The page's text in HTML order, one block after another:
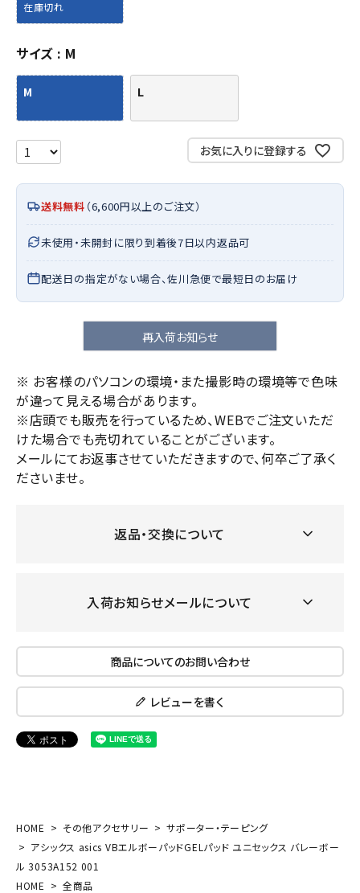
在庫切れ
サイズ M
M L
お気に入りに登録する
送料無料 （6,600円以上のご注文）
未使用・未開封に限り到着後7日以内返品可
配送日の指定がない場合、佐川急便で最短日のお届け
再入荷お知らせ
※ お客様のパソコンの環境・また撮影時の環境等で色味
が違って見える場合があります。
※店頭でも販売を行っているため、WEBでご注文いただ
けた場合でも売切れていることがございます。
メールにてお返事させていただきますので、何卒ご了承く
ださいませ。
返品・交換について
入荷お知らせメールについて
商品についてのお問い合わせ
レビューを書く
HOME その他アクセサリー
サポーター・テーピング
アシックス asics VBエルボーパッドGELパッド ユニセックス バレーボー
ル 3053A152 001
HOME
全商品